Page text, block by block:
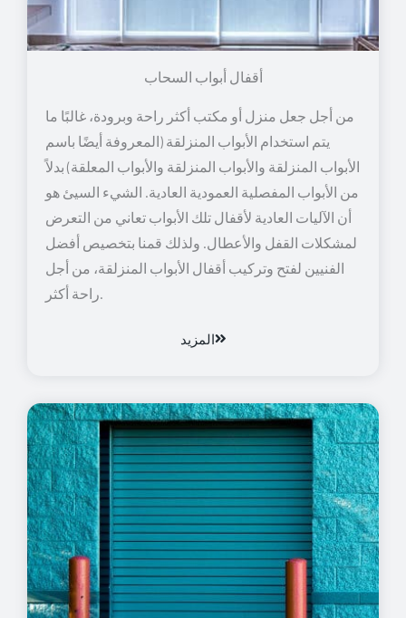
أقفال أبواب السحاب
من أجل جعل منزل أو مكتب أكثر راحة وبرودة، غالبًا ما
يتم استخدام الأبواب المنزلقة (المعروفة أيضًا باسم
الأبواب المنزلقة والأبواب المنزلقة والأبواب المعلقة) بدلاً
من الأبواب المفصلية العمودية العادية. الشيء السيئ هو
أن الآليات العادية لأقفال تلك الأبواب تعاني من التعرض
لمشكلات القفل والأعطال. ولذلك قمنا بتخصيص أفضل
الفنيين لفتح وتركيب أقفال الأبواب المنزلقة، من أجل
راحة أكثر.
المزيد